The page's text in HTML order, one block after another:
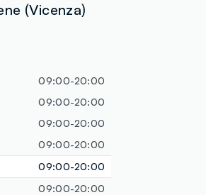
(Vicenza)
09:00-20:00
09:00-20:00
09:00-20:00
09:00-20:00
09:00-20:00
09:00-20:00